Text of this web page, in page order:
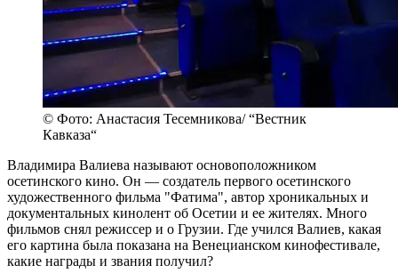
© Фото: Анастасия Тесемникова/ “Вестник
Кавказа“
Владимира Валиева называют основоположником
осетинского кино. Он — создатель первого осетинского
художественного фильма "Фатима", автор хроникальных и
документальных кинолент об Осетии и ее жителях. Много
фильмов снял режиссер и о Грузии. Где учился Валиев, какая
его картина была показана на Венецианском кинофестивале,
какие награды и звания получил?